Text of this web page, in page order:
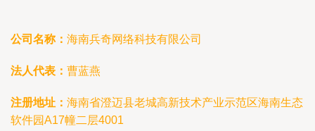
公司名称： 海南兵奇网络科技有限公司
法人代表： 曹蓝燕
注册地址： 海南省澄迈县老城高新技术产业示范区海南生态
软件园A17幢二层4001